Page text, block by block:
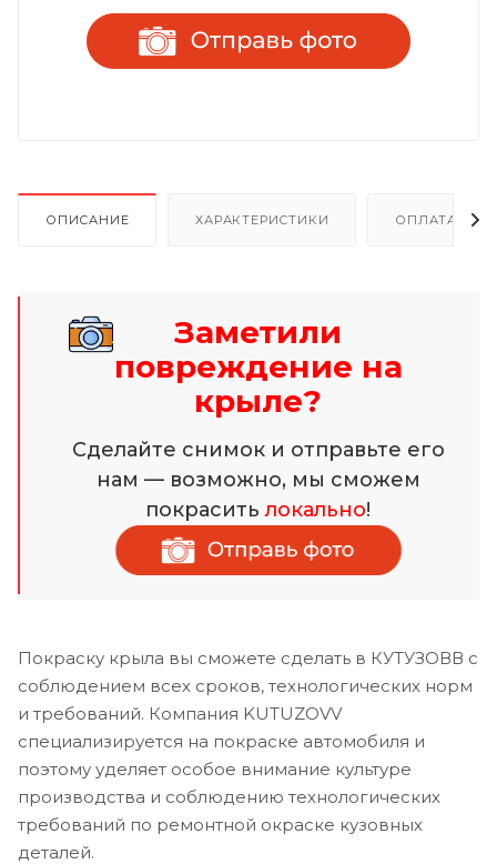
ОПИСАНИЕ ХАРАКТЕРИСТИКИ ОПЛАТА И
Заметили
повреждение на
крыле?
Сделайте снимок и отправьте его
нам — возможно, мы сможем
покраситьлокально!
Покраску крыла вы сможете сделать в КУТУЗОВВ с
соблюдением всех сроков, технологических норм
и требований. Компания KUTUZOVV
специализируется на покраске автомобиля и
поэтому уделяет особое внимание культуре
производства и соблюдению технологических
требований по ремонтной окраске кузовных
деталей.